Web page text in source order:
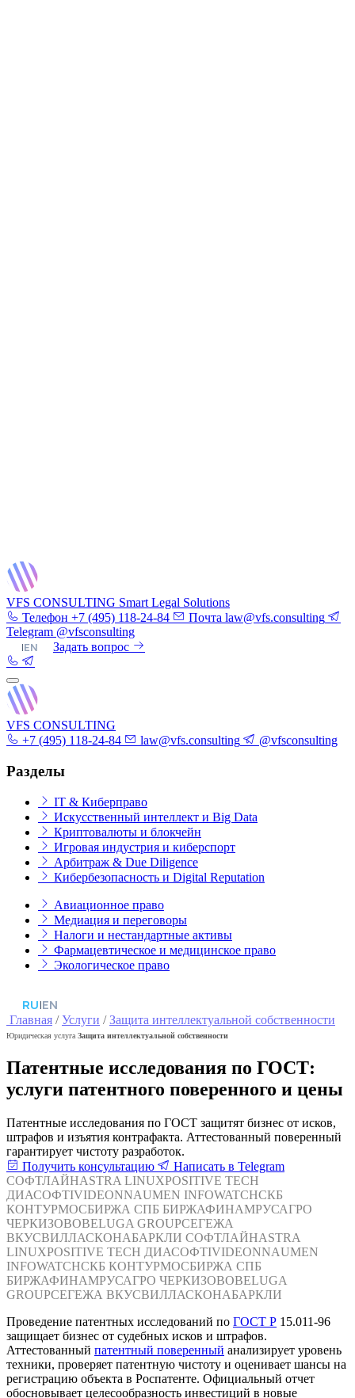
VFS CONSULTING Smart Legal Solutions
Телефон +7 (495) 118-24-84 Почта law@vfs.consulting
Telegram @vfsconsulting
|EN Задать вопрос
VFS CONSULTING
+7 (495) 118-24-84
law@vfs.consulting @vfsconsulting
Разделы
IT & Киберправо
Искусственный интеллект и Big Data
Криптовалюты и блокчейн
Игровая индустрия и киберспорт
Арбитраж & Due Diligence
Кибербезопасность и Digital Reputation
Авиационное право
Медиация и переговоры
Налоги и нестандартные активы
Фармацевтическое и медицинское право
Экологическое право
RU|EN
Главная /Услуги /Защита интеллектуальной собственности
Юридическая услуга Защита интеллектуальной собственности
Патентные исследования по ГОСТ:
услуги патентного поверенного и цены
Патентные исследования по ГОСТ защитят бизнес от исков,
штрафов и изъятия контрафакта. Аттестованный поверенный
гарантирует чистоту разработок.
Получить консультацию
Написать в Telegram
СОФТЛАЙНASTRA LINUXPOSITIVE TECH
ДИАСОФТIVIDEONNAUMEN INFOWATCHСКБ
КОНТУРМОСБИРЖА СПБ БИРЖАФИНАМРУСАГРО
ЧЕРКИЗОВОBELUGA GROUPСЕГЕЖА
ВКУСВИЛЛАСКОНАБАРКЛИ СОФТЛАЙНASTRA
LINUXPOSITIVE TECH ДИАСОФТIVIDEONNAUMEN
INFOWATCHСКБ КОНТУРМОСБИРЖА СПБ
БИРЖАФИНАМРУСАГРО ЧЕРКИЗОВОBELUGA
GROUPСЕГЕЖА ВКУСВИЛЛАСКОНАБАРКЛИ
Проведение патентных исследований по ГОСТ Р 15.011-96
защищает бизнес от судебных исков и штрафов.
Аттестованный патентный поверенный анализирует уровень
техники, проверяет патентную чистоту и оценивает шансы на
регистрацию объекта в Роспатенте. Официальный отчет
обосновывает целесообразность инвестиций в новые